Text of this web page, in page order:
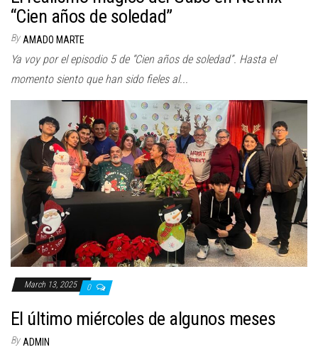
“Cien años de soledad”
By AMADO MARTE
Ya voy por el episodio 5 de “Cien años de soledad”. Hasta el
momento siento que han sido fieles al...
March 13, 2025 0
El último miércoles de algunos meses
By ADMIN